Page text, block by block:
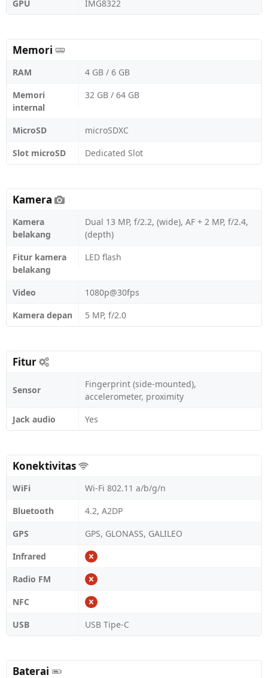
GPU
IMG8322
Memori
RAM
4 GB / 6 GB
Memori
internal
32 GB / 64 GB
MicroSD
microSDXC
Slot microSD
Dedicated Slot
Kamera
Kamera
belakang
Dual 13 MP, f/2.2, (wide), AF + 2 MP, f/2.4,
(depth)
Fitur kamera
belakang
LED flash
Video
1080p@30fps
Kamera depan
5 MP, f/2.0
Fitur
Sensor
Fingerprint (side-mounted),
accelerometer, proximity
Jack audio
Yes
Konektivitas
WiFi
Wi-Fi 802.11 a/b/g/n
Bluetooth
4.2, A2DP
GPS
GPS, GLONASS, GALILEO
Infrared
Radio FM
NFC
USB
USB Tipe-C
Baterai